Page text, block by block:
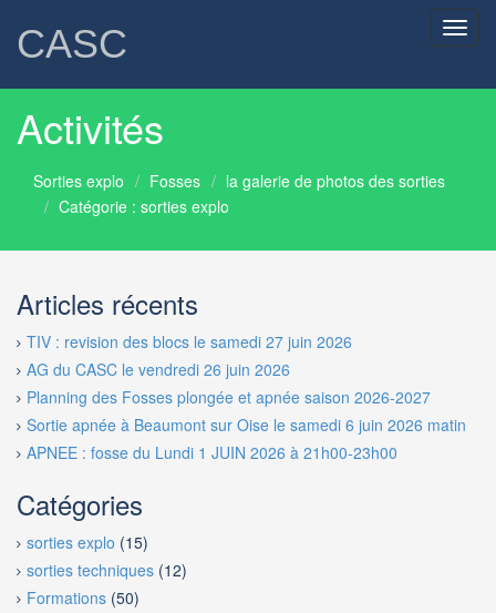
CASC
Activités
Sorties explo Fosses
la galerie de photos des sorties
Catégorie : sorties explo
Articles récents
TIV : revision des blocs le samedi 27 juin 2026
AG du CASC le vendredi 26 juin 2026
Planning des Fosses plongée et apnée saison 2026-2027
Sortie apnée à Beaumont sur Oise le samedi 6 juin 2026 matin
APNEE : fosse du Lundi 1 JUIN 2026 à 21h00-23h00
Catégories
sorties explo (15)
sorties techniques (12)
Formations (50)